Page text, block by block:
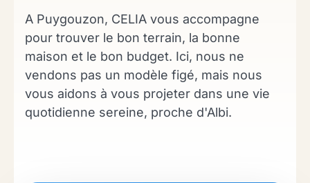
A Puygouzon, CELIA vous accompagne
pour trouver le bon terrain, la bonne
maison et le bon budget. Ici, nous ne
vendons pas un modèle figé, mais nous
vous aidons à vous projeter dans une vie
quotidienne sereine, proche d'Albi.